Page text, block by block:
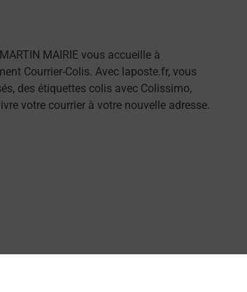
MAIRIE vous accueille à
Courrier-Colis. Avec laposte.fr, vous
des étiquettes colis avec Colissimo,
votre courrier à votre nouvelle adresse.